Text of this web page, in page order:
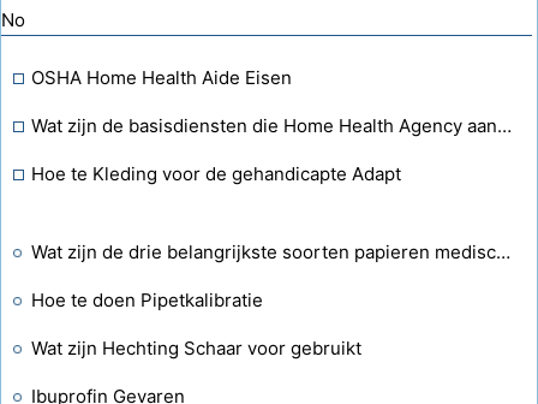
No
OSHA Home Health Aide Eisen
Wat zijn de basisdiensten die Home Health Agency aanbiedt?
Hoe te Kleding voor de gehandicapte Adapt
Wat zijn de drie belangrijkste soorten papieren medische dossiers?
Hoe te doen Pipetkalibratie
Wat zijn Hechting Schaar voor gebruikt
Ibuprofin Gevaren